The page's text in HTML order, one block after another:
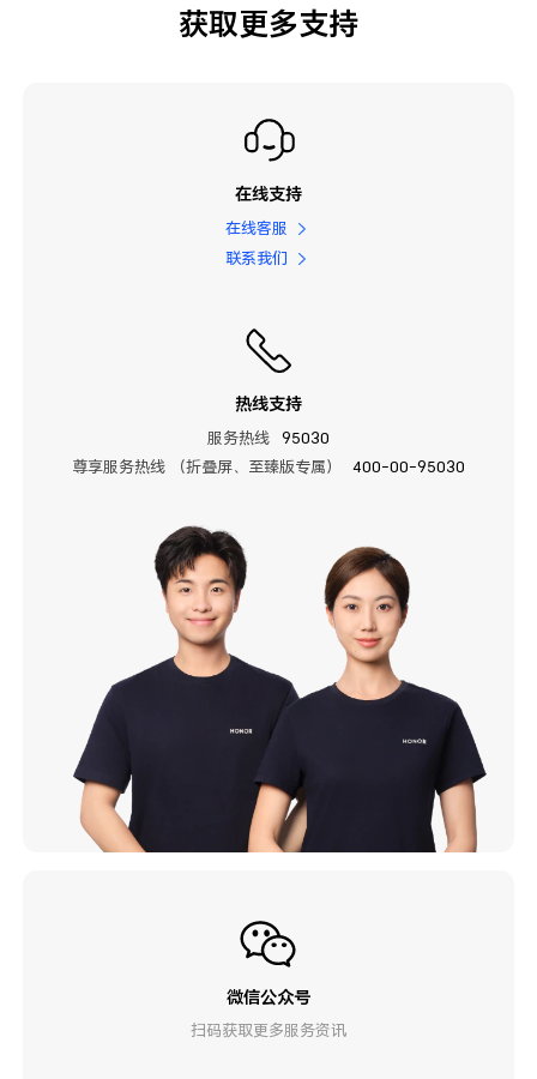
获取更多支持
在线支持
在线客服
联系我们
热线支持
服务热线
95030
尊享服务热线 （折叠屏、至臻版专属）
400-00-95030
微信公众号
扫码获取更多服务资讯